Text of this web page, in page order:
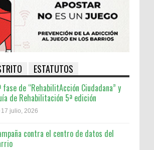
ESTATUTOS
fase de “RehabilitAcción Ciudadana” y
de Rehabilitación 5ª edición
17 julio, 2026
contra el centro de datos del